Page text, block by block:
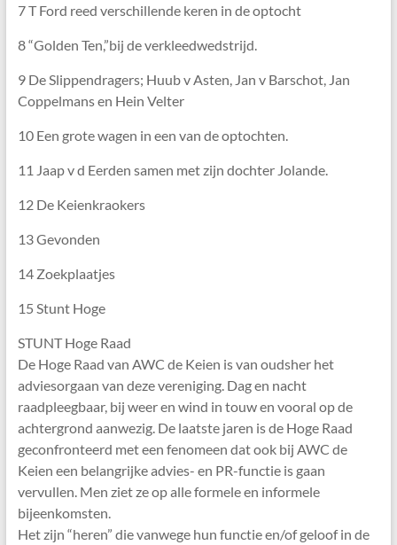
7 T Ford reed verschillende keren in de optocht
8 “Golden Ten,”bij de verkleedwedstrijd.
9 De Slippendragers; Huub v Asten, Jan v Barschot, Jan
Coppelmans en Hein Velter
10 Een grote wagen in een van de optochten.
11 Jaap v d Eerden samen met zijn dochter Jolande.
12 De Keienkraokers
13 Gevonden
14 Zoekplaatjes
15 Stunt Hoge
STUNT Hoge Raad
De Hoge Raad van AWC de Keien is van oudsher het
adviesorgaan van deze vereniging. Dag en nacht
raadpleegbaar, bij weer en wind in touw en vooral op de
achtergrond aanwezig. De laatste jaren is de Hoge Raad
geconfronteerd met een fenomeen dat ook bij AWC de
Keien een belangrijke advies- en PR-functie is gaan
vervullen. Men ziet ze op alle formele en informele
bijeenkomsten.
Het zijn “heren” die vanwege hun functie en/of geloof in de